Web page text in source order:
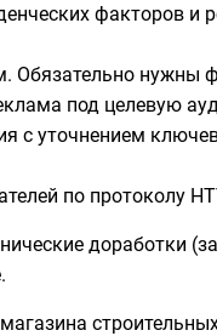
факторов
Обязательно нужны
под целевую
с уточнением
по протоколу
доработки